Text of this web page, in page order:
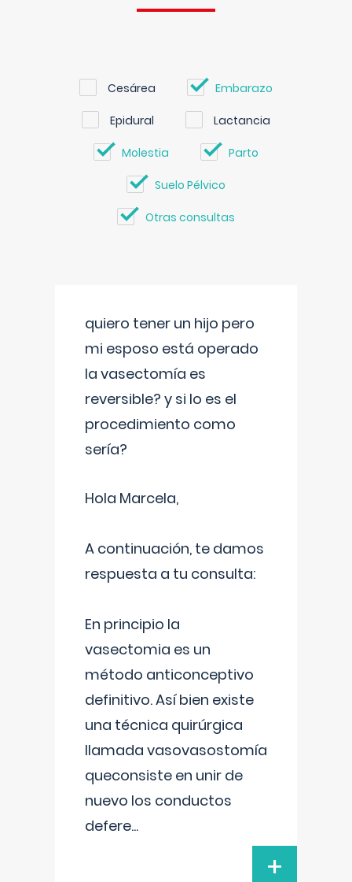
Cesárea Embarazo
Epidural Lactancia
Molestia Parto
Suelo Pélvico
Otras consultas
quiero tener un hijo pero
mi esposo está operado
la vasectomía es
reversible? y si lo es el
procedimiento como
sería?
Hola Marcela,
A continuación, te damos
respuesta a tu consulta:
En principio la
vasectomia es un
método anticonceptivo
definitivo. Así bien existe
una técnica quirúrgica
llamada vasovasostomía
queconsiste en unir de
nuevo los conductos
defere...
+